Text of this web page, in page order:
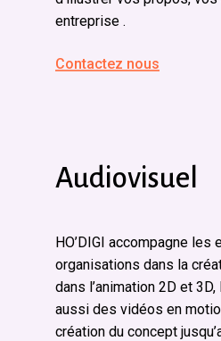
entreprise .
Contactez nous
Audiovisuel
HO’DIGI accompagne les
organisations dans la
dans l’animation 2D et
aussi des vidéos en
création du concept